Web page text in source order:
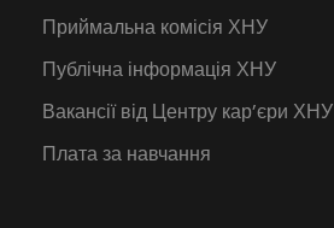
Приймальна комісія ХНУ
Публічна інформація ХНУ
Вакансії від Центру кар’єри ХНУ
Плата за навчання